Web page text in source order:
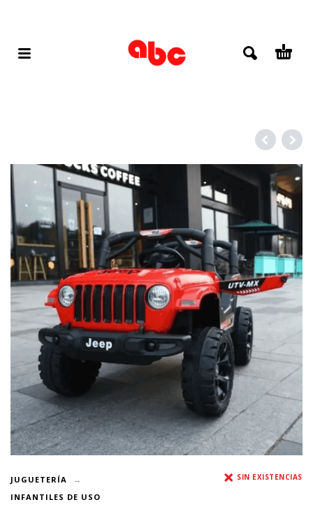
JUGUETERÍA
INFANTILES DE USO
SIN EXISTENCIAS